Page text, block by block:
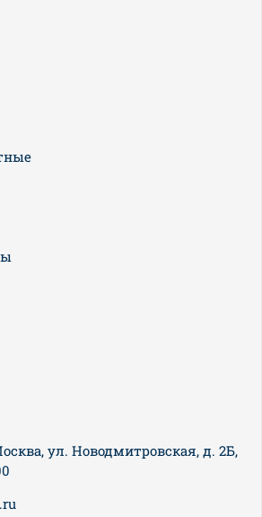
ул. Новодмитровская, д. 2Б,